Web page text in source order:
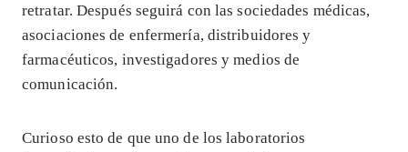
retratar. Después seguirá con las sociedades médicas,
asociaciones de enfermería, distribuidores y
farmacéuticos, investigadores y medios de
comunicación.
Curioso esto de que uno de los laboratorios